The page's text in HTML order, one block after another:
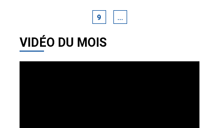
9 …
VIDÉO DU MOIS